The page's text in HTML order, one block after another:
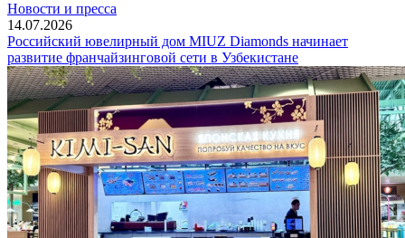
Новости и пресса
14.07.2026
Российский ювелирный дом MIUZ Diamonds начинает
развитие франчайзинговой сети в Узбекистане